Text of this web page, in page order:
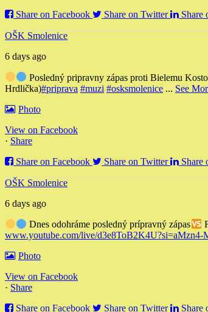
Share on Facebook
Share on Twitter Share
OŠK Smolenice
6 days ago
Posledný pripravny zápas proti Bielemu
Hrdlička)#priprava #muzi #osksmolenice ... See
Photo
View on Facebook
· Share
Share on Facebook
Share on Twitter Share
OŠK Smolenice
6 days ago
Dnes odohráme posledný prípravný zápas
www.youtube.com/live/d3e8ToB2K4U?si=aMzn4-
Photo
View on Facebook
· Share
Share on Facebook
Share on Twitter Share